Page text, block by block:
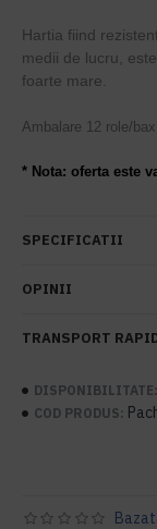
Hartia fiind
medii de lucru,
foarte mare.
Ambalare 12 role/bax.
* Nota: oferta este
SPECIFICATII
OPINII
TRANSPORT
DISPONIBILITATE:
COD PRODUS: